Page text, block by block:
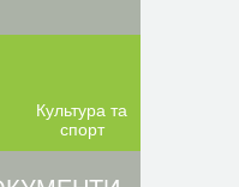
Культура та
спорт